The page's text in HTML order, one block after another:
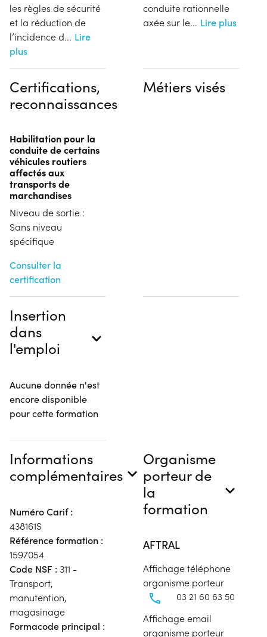
les règles de sécurité
et la réduction de
l’incidence d... Lire
plus
conduite rationnelle
axée sur le... Lire plus
Certifications,
reconnaissances
Habilitation pour la
conduite de certains
véhicules routiers
affectés aux
transports de
marchandises
Niveau de sortie :
Sans niveau
spécifique
Consulter la
certification
Métiers visés
Insertion
dans
l'emploi
Aucune donnée n'est
encore disponible
pour cette formation
Informations
complémentaires
Numéro Carif :
438161S
Référence formation :
1597054
Code NSF : 311 -
Transport,
manutention,
magasinage
Formacode principal :
Organisme
porteur de
la
formation
AFTRAL
Affichage téléphone
organisme porteur
03 21 60 63 50
Affichage email
organisme porteur